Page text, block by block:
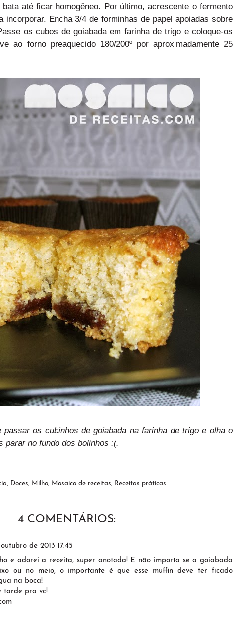
até ficar homogêneo. Por último, acrescente o fermento
incorporar. Encha 3/4 de forminhas de papel apoiadas sobre
os cubos de goiabada em farinha de trigo e coloque-os
ao forno preaquecido 180/200º por aproximadamente 25
passar os cubinhos de goiabada na farinha de trigo e olha o
parar no fundo dos bolinhos :(.
, Doces, Milho, Mosaico de receitas, Receitas práticas
4 COMENTÁRIOS:
de 2013 17:45
e adorei a receita, super anotada! E não importa se a goiabada
ou no meio, o importante é que esse muffin deve ter ficado
na boca!
tarde pra vc!